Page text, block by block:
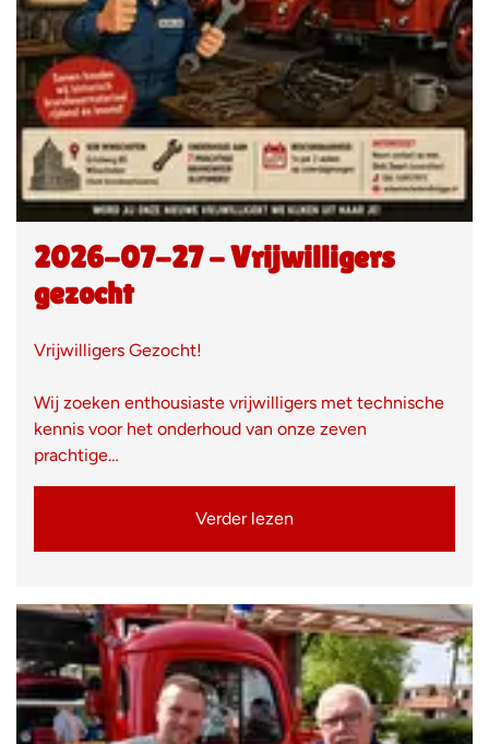
2026-07-27 - Vrijwilligers
gezocht
Vrijwilligers Gezocht!
Wij zoeken enthousiaste vrijwilligers met technische
kennis voor het onderhoud van onze zeven
prachtige…
Verder lezen